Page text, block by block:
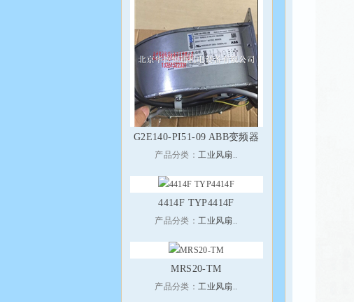
G2E140-PI51-09 ABB变频器
产品分类：工业风扇..
4414F TYP4414F
产品分类：工业风扇..
MRS20-TM
产品分类：工业风扇..